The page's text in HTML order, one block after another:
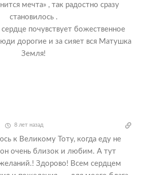
мечта» , так радостно сразу
становилось .
почувствует божественное
дорогие и за сияет вся Матушка
Земля!
8 лет назад
к Великому Тоту, когда еду не
очень близок и любим. А тут
Здорово! Всем сердцем